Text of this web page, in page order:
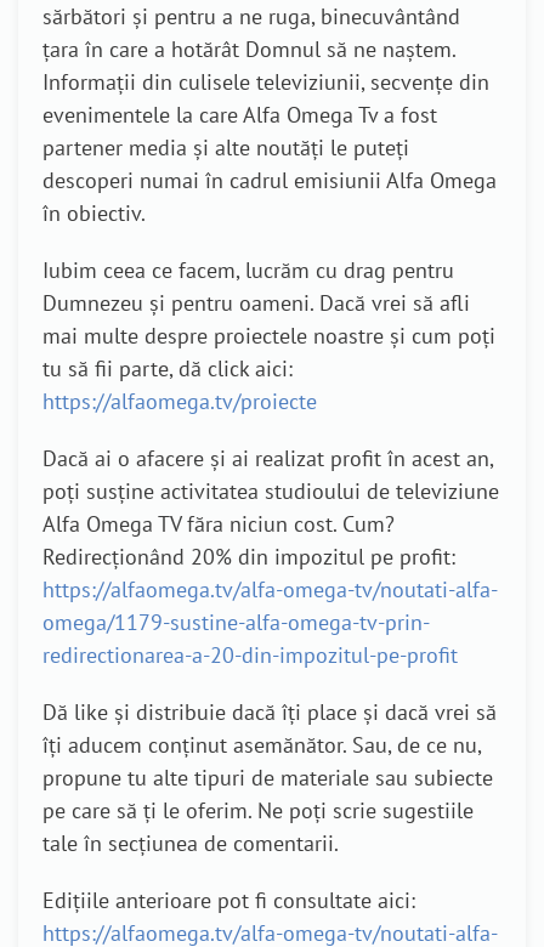
sărbători și pentru a ne ruga, binecuvântând
țara în care a hotărât Domnul să ne naștem.
Informații din culisele televiziunii, secvențe din
evenimentele la care Alfa Omega Tv a fost
partener media și alte noutăți le puteți
descoperi numai în cadrul emisiunii Alfa Omega
în obiectiv.
Iubim ceea ce facem, lucrăm cu drag pentru
Dumnezeu și pentru oameni. Dacă vrei să afli
mai multe despre proiectele noastre și cum poți
tu să fii parte, dă click aici:
https://alfaomega.tv/proiecte
Dacă ai o afacere și ai realizat profit în acest an,
poţi susţine activitatea studioului de televiziune
Alfa Omega TV făra niciun cost. Cum?
Redirecționând 20% din impozitul pe profit:
https://alfaomega.tv/alfa-omega-tv/noutati-alfa-
omega/1179-sustine-alfa-omega-tv-prin-
redirectionarea-a-20-din-impozitul-pe-profit
Dă like și distribuie dacă îți place și dacă vrei să
îți aducem conținut asemănător. Sau, de ce nu,
propune tu alte tipuri de materiale sau subiecte
pe care să ți le oferim. Ne poți scrie sugestiile
tale în secțiunea de comentarii.
Edițiile anterioare pot fi consultate aici:
https://alfaomega.tv/alfa-omega-tv/noutati-alfa-